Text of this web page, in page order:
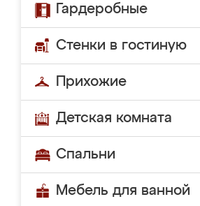
Гардеробные
Стенки в гостиную
Прихожие
Детская комната
Спальни
Мебель для ванной